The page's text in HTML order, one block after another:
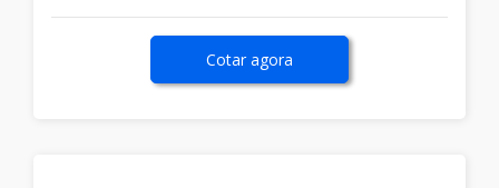
Cotar agora